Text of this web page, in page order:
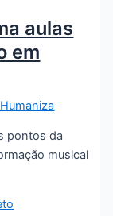
aulas
em
pontos da
musical